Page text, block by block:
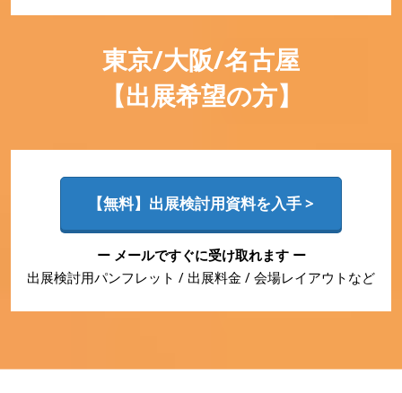
東京/大阪/名古屋
【出展希望の方】
【無料】出展検討用資料を入手 >
ー メールですぐに受け取れます ー
出展検討用パンフレット / 出展料金 / 会場レイアウトなど